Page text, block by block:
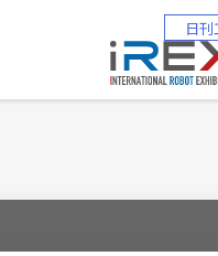
日刊